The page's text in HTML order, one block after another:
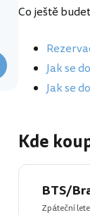
Co ještě
Jak se
Jak se
Kde
BTS/
Zpáteční